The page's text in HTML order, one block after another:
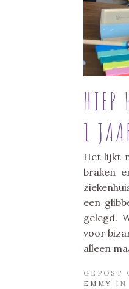
HIEP
1
Het lijkt
braken
een
gelegd.
voor
alleen
GEPOST
EMMY
IN